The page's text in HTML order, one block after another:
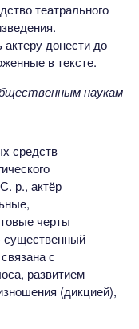
театрального
донести до
в тексте.
наукам
средств
р., актёр
черты
существенный
с
развитием
(дикцией),